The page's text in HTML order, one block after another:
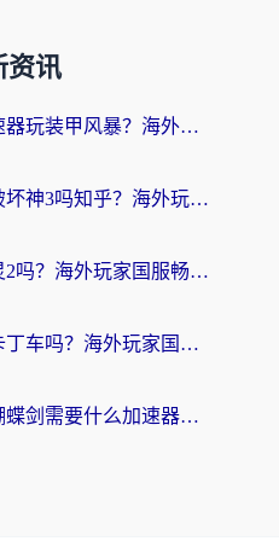
资讯
在美国用什么加速器玩装甲风暴？海外玩家亲测有效的国服游戏加速指南
欧洲可以打暗黑破坏神3吗知乎？海外玩家国服游戏加速终极指南
在国外可以玩剑灵2吗？海外玩家国服畅玩终极指南（附永恒之塔明日方舟加速方案）
欧洲可以玩跑跑卡丁车吗？海外玩家国服游戏畅玩终极指南（附QQ炫舞剑网3解决方案）
人在国外玩流星蝴蝶剑需要什么加速器？老玩家亲测的终极解决方案